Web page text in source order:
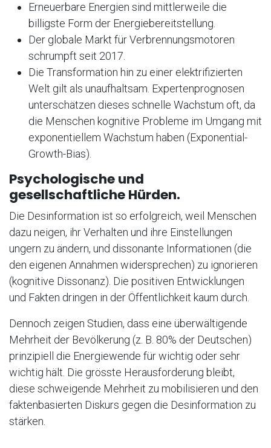
Erneuerbare Energien sind mittlerweile die
billigste Form der Energiebereitstellung.
Der globale Markt für Verbrennungsmotoren
schrumpft seit 2017.
Die Transformation hin zu einer elektrifizierten
Welt gilt als unaufhaltsam. Expertenprognosen
unterschätzen dieses schnelle Wachstum oft, da
die Menschen kognitive Probleme im Umgang mit
exponentiellem Wachstum haben (Exponential-
Growth-Bias).
Psychologische und
gesellschaftliche Hürden.
Die Desinformation ist so erfolgreich, weil Menschen
dazu neigen, ihr Verhalten und ihre Einstellungen
ungern zu ändern, und dissonante Informationen (die
den eigenen Annahmen widersprechen) zu ignorieren
(kognitive Dissonanz). Die positiven Entwicklungen
und Fakten dringen in der Öffentlichkeit kaum durch.
Dennoch zeigen Studien, dass eine überwältigende
Mehrheit der Bevölkerung (z. B. 80% der Deutschen)
prinzipiell die Energiewende für wichtig oder sehr
wichtig hält. Die grösste Herausforderung bleibt,
diese schweigende Mehrheit zu mobilisieren und den
faktenbasierten Diskurs gegen die Desinformation zu
stärken.